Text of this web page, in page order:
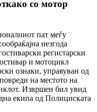
со мотор
пат меѓу
незгода
регистарски
и мотоцикл
ознаки, управуван од
на местото на
Извршен бил увид
екипа од Полициската